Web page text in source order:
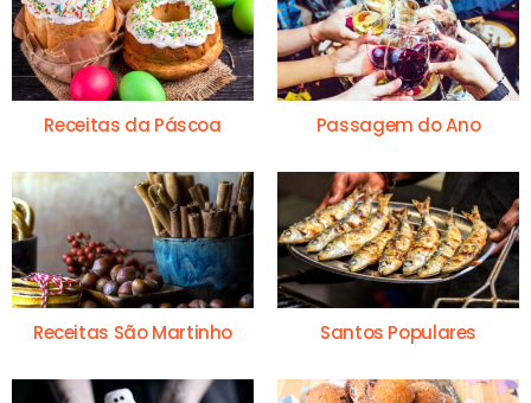
Receitas da Páscoa Passagem do Ano
Receitas São Martinho Santos Populares